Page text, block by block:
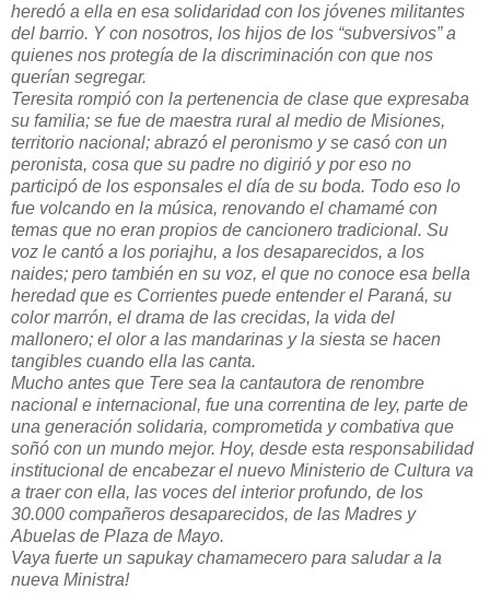
heredó a ella en esa solidaridad con los jóvenes militantes
del barrio. Y con nosotros, los hijos de los “subversivos” a
quienes nos protegía de la discriminación con que nos
querían segregar.
Teresita rompió con la pertenencia de clase que expresaba
su familia; se fue de maestra rural al medio de Misiones,
territorio nacional; abrazó el peronismo y se casó con un
peronista, cosa que su padre no digirió y por eso no
participó de los esponsales el día de su boda. Todo eso lo
fue volcando en la música, renovando el chamamé con
temas que no eran propios de cancionero tradicional. Su
voz le cantó a los poriajhu, a los desaparecidos, a los
naides; pero también en su voz, el que no conoce esa bella
heredad que es Corrientes puede entender el Paraná, su
color marrón, el drama de las crecidas, la vida del
mallonero; el olor a las mandarinas y la siesta se hacen
tangibles cuando ella las canta.
Mucho antes que Tere sea la cantautora de renombre
nacional e internacional, fue una correntina de ley, parte de
una generación solidaria, comprometida y combativa que
soñó con un mundo mejor. Hoy, desde esta responsabilidad
institucional de encabezar el nuevo Ministerio de Cultura va
a traer con ella, las voces del interior profundo, de los
30.000 compañeros desaparecidos, de las Madres y
Abuelas de Plaza de Mayo.
Vaya fuerte un sapukay chamamecero para saludar a la
nueva Ministra!